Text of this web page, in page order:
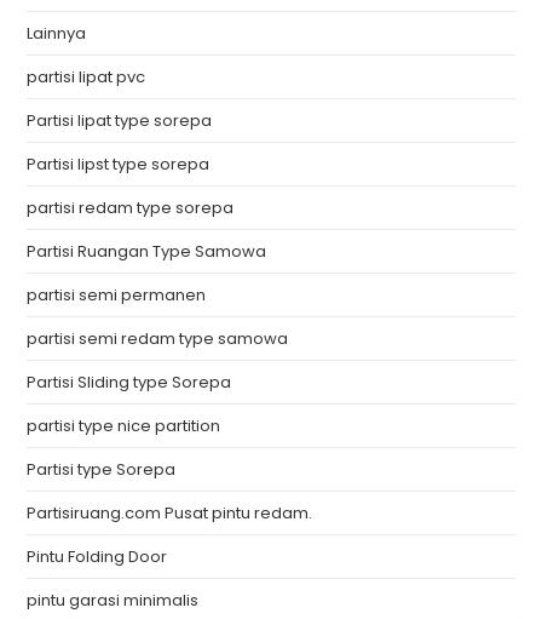
Lainnya
partisi lipat pvc
Partisi lipat type sorepa
Partisi lipst type sorepa
partisi redam type sorepa
Partisi Ruangan Type Samowa
partisi semi permanen
partisi semi redam type samowa
Partisi Sliding type Sorepa
partisi type nice partition
Partisi type Sorepa
Partisiruang.com Pusat pintu redam.
Pintu Folding Door
pintu garasi minimalis